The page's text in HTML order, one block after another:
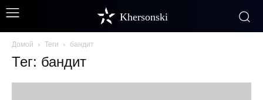
Khersonski
Домой Теги бандит
Тег: бандит